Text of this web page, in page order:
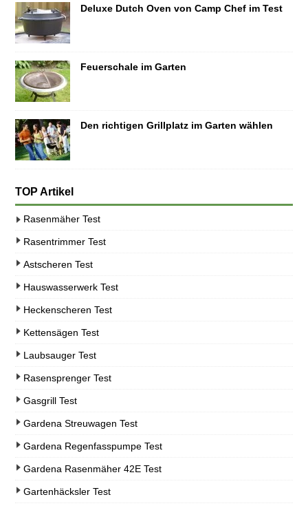
Deluxe Dutch Oven von Camp Chef im Test
Feuerschale im Garten
Den richtigen Grillplatz im Garten wählen
TOP Artikel
Rasenmäher Test
Rasentrimmer Test
Astscheren Test
Hauswasserwerk Test
Heckenscheren Test
Kettensägen Test
Laubsauger Test
Rasensprenger Test
Gasgrill Test
Gardena Streuwagen Test
Gardena Regenfasspumpe Test
Gardena Rasenmäher 42E Test
Gartenhäcksler Test